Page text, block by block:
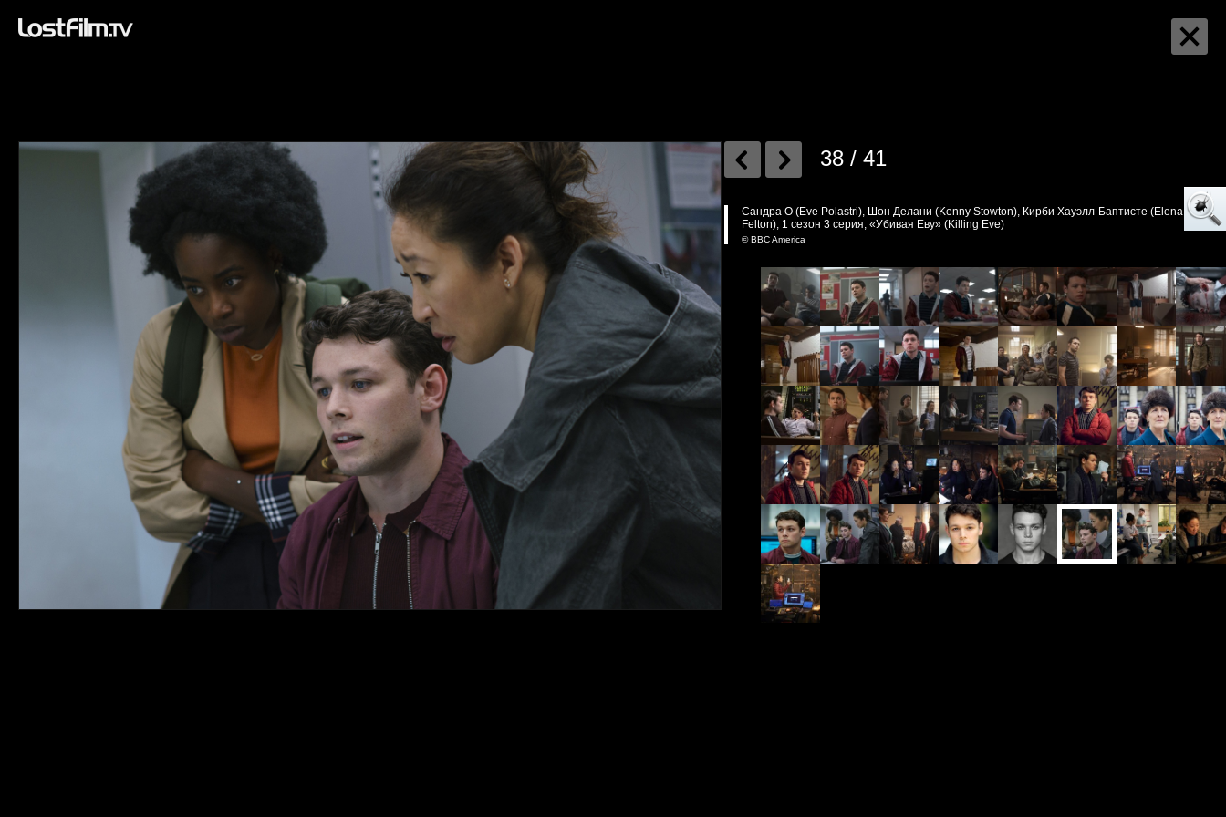
38 / 41
Сандра О (Eve Polastri), Шон Делани (Kenny Stowton), Кирби Хауэлл-Баптисте (Elena
Felton), 1 сезон 3 серия, «Убивая Еву» (Killing Eve)
© BBC America